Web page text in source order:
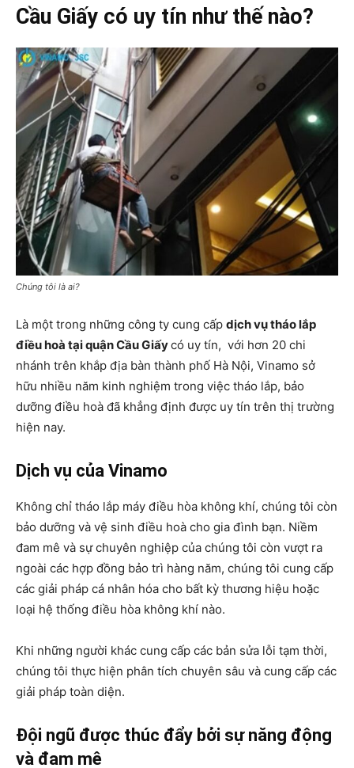
Cầu Giấy có uy tín như thế nào?
Chúng tôi là ai?
Là một trong những công ty cung cấp dịch vụ tháo lắp
điều hoà tại quận Cầu Giấycó uy tín, với hơn 20 chi
nhánh trên khắp địa bàn thành phố Hà Nội, Vinamo sở
hữu nhiều năm kinh nghiệm trong việc tháo lắp, bảo
dưỡng điều hoà đã khẳng định được uy tín trên thị trường
hiện nay.
Dịch vụ của Vinamo
Không chỉ tháo lắp máy điều hòa không khí, chúng tôi còn
bảo dưỡng và vệ sinh điều hoà cho gia đình bạn. Niềm
đam mê và sự chuyên nghiệp của chúng tôi còn vượt ra
ngoài các hợp đồng bảo trì hàng năm, chúng tôi cung cấp
các giải pháp cá nhân hóa cho bất kỳ thương hiệu hoặc
loại hệ thống điều hòa không khí nào.
Khi những người khác cung cấp các bản sửa lỗi tạm thời,
chúng tôi thực hiện phân tích chuyên sâu và cung cấp các
giải pháp toàn diện.
Đội ngũ được thúc đẩy bởi sự năng động
và đam mê